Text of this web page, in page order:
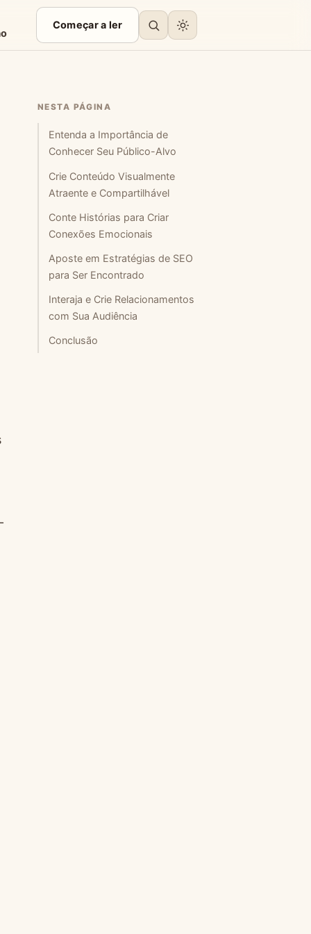
Começar a ler
NESTA PÁGINA
Entenda a Importância de
Conhecer Seu Público-Alvo
Crie Conteúdo Visualmente
Atraente e Compartilhável
Conte Histórias para Criar
Conexões Emocionais
Aposte em Estratégias de SEO
para Ser Encontrado
Interaja e Crie Relacionamentos
com Sua Audiência
Conclusão